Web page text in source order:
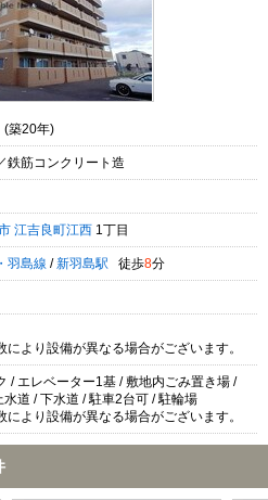
(築20年)
鉄筋コンクリート造
江吉良町江西 1丁目
羽島線 / 新羽島駅 徒歩8分
より設備が異なる場合がございます。
/ エレベーター1基 / 敷地内ごみ置き場 /
水道 / 下水道 / 駐車2台可 / 駐輪場
より設備が異なる場合がございます。